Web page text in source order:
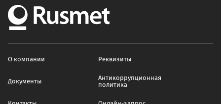
О компании Реквизиты
Документы
Антикоррупционная
политика